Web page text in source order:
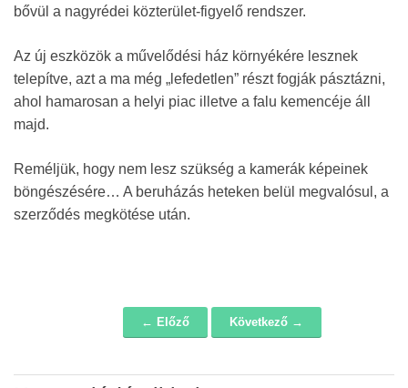
bővül a nagyrédei közterület-figyelő rendszer.
Az új eszközök a művelődési ház környékére lesznek
telepítve, azt a ma még „lefedetlen” részt fogják pásztázni,
ahol hamarosan a helyi piac illetve a falu kemencéje áll
majd.
Reméljük, hogy nem lesz szükség a kamerák képeinek
böngészésére… A beruházás heteken belül megvalósul, a
szerződés megkötése után.
← Előző Következő →